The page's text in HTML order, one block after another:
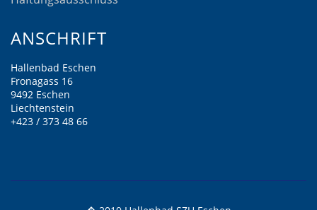
ANSCHRIFT
Hallenbad Eschen
Fronagass 16
9492 Eschen
Liechtenstein
+423 / 373 48 66